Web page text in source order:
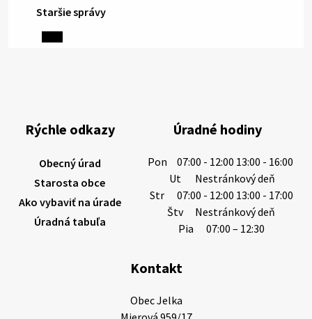
5. augusta 2026 13:10
hlbokým zármutkom Vám oznamujeme, že vo veku
73 rokov nás opustila Irena Tanková, rodená
5. augusta 2026 12:59
3. augusta 2026 08:45
Smútočné oznamy: 03.08.2026 1/ Vážení obyvatelia!S
hlbokým zármutkom Vám oznamujeme, že vo veku
Staršie správy
Rýchle odkazy
Obecný úrad
Starosta obce
Ako vybaviť na úrade
Úradná tabuľa
Úradné hodiny
Pon
07:00 - 12:00 13:00 - 16:00
Ut
Nestránkový deň
Str
07:00 - 12:00 13:00 - 17:00
Štv
Nestránkový deň
Pia
07:00 – 12:30
Kontakt
Obec Jelka